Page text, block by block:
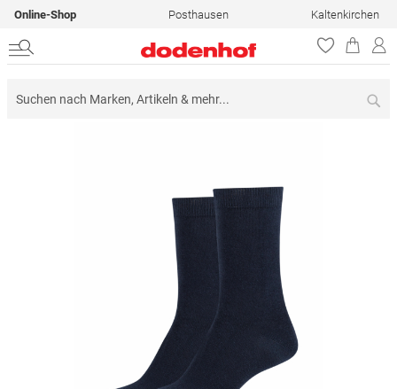
Online-Shop Posthausen Kaltenkirchen